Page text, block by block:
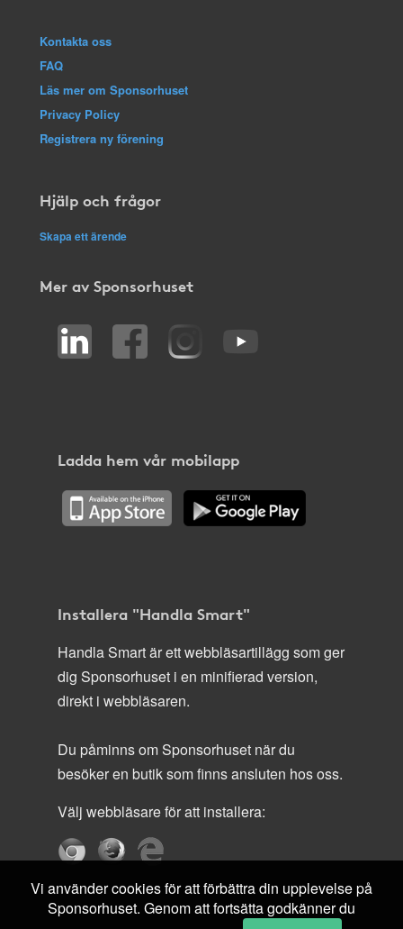
Kontakta oss
FAQ
Läs mer om Sponsorhuset
Privacy Policy
Registrera ny förening
Hjälp och frågor
Skapa ett ärende
Mer av Sponsorhuset
Ladda hem vår mobilapp
Installera "Handla Smart"
Handla Smart är ett webbläsartillägg som ger
dig Sponsorhuset i en minifierad version,
direkt i webbläsaren.
Du påminns om Sponsorhuset när du
besöker en butik som finns ansluten hos oss.
Välj webbläsare för att installera:
Vi använder cookies för att förbättra din upplevelse på
Sponsorhuset. Genom att fortsätta godkänner du